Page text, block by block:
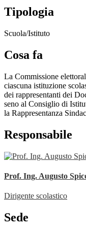
Tipologia
Scuola/Istituto
Cosa fa
La Commissione
ciascuna istituzione
dei rappresentanti dei
seno al Consiglio di
la Rappresentanza
Responsabile
Prof. Ing. Augusto
Dirigente scolastico
Sede